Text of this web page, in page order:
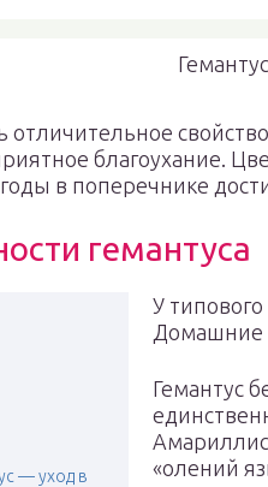
отличительное
благоухание.
в поперечнике
гемантуса
— уход в
У
Домашние
Гемантус
«олений